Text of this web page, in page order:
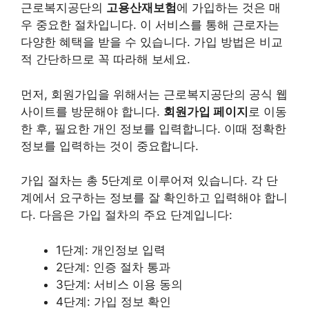
근로복지공단의 고용산재보험에 가입하는 것은 매
우 중요한 절차입니다. 이 서비스를 통해 근로자는
다양한 혜택을 받을 수 있습니다. 가입 방법은 비교
적 간단하므로 꼭 따라해 보세요.
먼저, 회원가입을 위해서는 근로복지공단의 공식 웹
사이트를 방문해야 합니다. 회원가입 페이지 로 이동
한 후, 필요한 개인 정보를 입력합니다. 이때 정확한
정보를 입력하는 것이 중요합니다.
가입 절차는 총 5단계로 이루어져 있습니다. 각 단
계에서 요구하는 정보를 잘 확인하고 입력해야 합니
다. 다음은 가입 절차의 주요 단계입니다:
1단계: 개인정보 입력
2단계: 인증 절차 통과
3단계: 서비스 이용 동의
4단계: 가입 정보 확인